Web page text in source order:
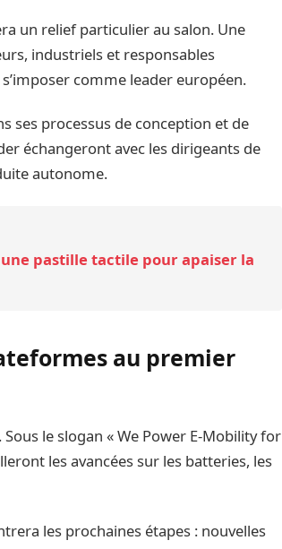
un relief particulier au salon. Une
industriels et responsables
comme leader européen.
ses processus de conception et de
échangeront avec les dirigeants de
autonome.
pastille tactile pour apaiser la
au premier
le slogan « We Power E-Mobility for
les avancées sur les batteries, les
les prochaines étapes : nouvelles